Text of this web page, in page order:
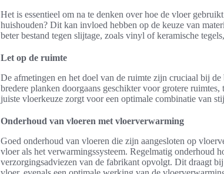
Het is essentieel om na te denken over hoe de vloer
huishouden? Dit kan invloed hebben op de keuze van
beter bestand tegen slijtage, zoals vinyl of keramische
Let op de ruimte
De afmetingen en het doel van de ruimte zijn cruciaal bij
bredere planken doorgaans geschikter voor grotere
juiste vloerkeuze zorgt voor een optimale combinatie van
Onderhoud van vloeren met vloerverwarming
Goed onderhoud van vloeren die zijn aangesloten op
vloer als het verwarmingssysteem. Regelmatig onderhoud
verzorgingsadviezen van de fabrikant opvolgt. Dit draagt